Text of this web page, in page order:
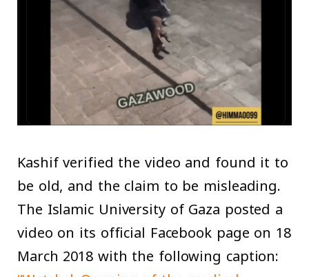
Kashif verified the video and found it to
be old, and the claim to be misleading.
The Islamic University of Gaza posted a
video on its official Facebook page on 18
March 2018 with the following caption: